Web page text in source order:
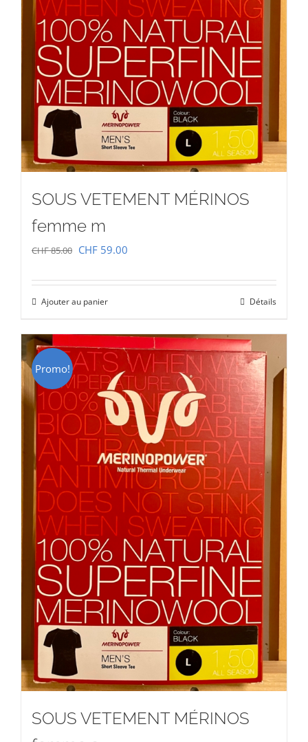
SOUS VETEMENT MÉRINOS
femme m
CHF85.00 Le
initial
était :
CHF 85.00.
CHF 59.00
actuel
CHF 59.00.
Ajouter au panier Détails
Promo!
SOUS VETEMENT MÉRINOS